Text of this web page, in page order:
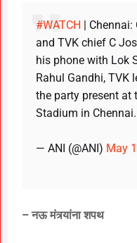
#WATCH |
and TVK chief C
his phone with Lok
Rahul Gandhi, TVK
the party present at
Stadium in Chennai.
— ANI (@ANI) May
– नऊ मंत्र्यांना शपथ